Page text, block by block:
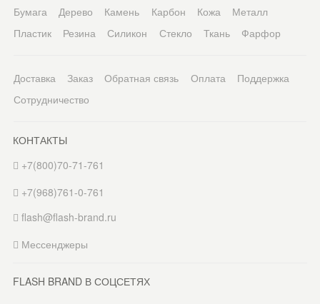
Бумага Дерево Камень Карбон Кожа
Металл
Пластик
Резина Силикон Стекло Ткань Фарфор
Доставка Заказ Обратная связь Оплата
Поддержка
Сотрудничество
КОНТАКТЫ
+7(800)70-71-761
+7(968)761-0-761
flash@flash-brand.ru
Мессенджеры
FLASH BRAND В СОЦСЕТЯХ